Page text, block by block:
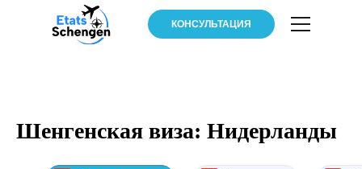
КОНСУЛЬТАЦИЯ
Шенгенская виза: Нидерланды